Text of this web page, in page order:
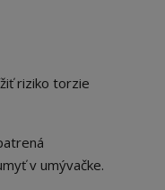
riziko torzie
v umývačke.